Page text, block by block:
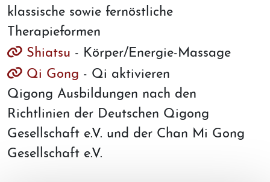
klassische sowie fernöstliche
Therapieformen
Shiatsu - Körper/Energie-Massage
Qi Gong - Qi aktivieren
Qigong Ausbildungen nach den
Richtlinien der Deutschen Qigong
Gesellschaft e.V. und der Chan Mi Gong
Gesellschaft e.V.